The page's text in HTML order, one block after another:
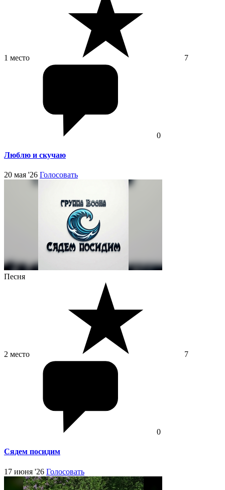
1 место 7
0
Люблю и скучаю
20 мая '26 Голосовать
Песня
2 место 7
0
Сядем посидим
17 июня '26 Голосовать